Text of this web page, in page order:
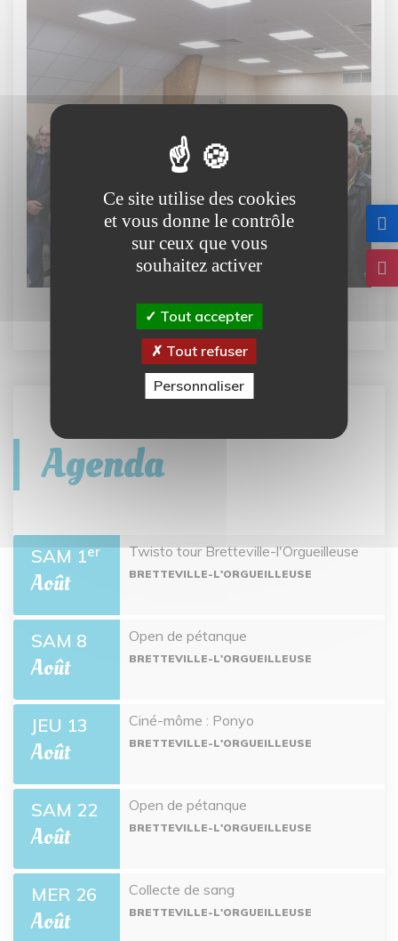
Agenda
SAM 1er
Août
Twisto tour Bretteville-l'Orgueilleuse
BRETTEVILLE-L'ORGUEILLEUSE
SAM 8
Août
Open de pétanque
BRETTEVILLE-L'ORGUEILLEUSE
JEU 13
Août
Ciné-môme : Ponyo
BRETTEVILLE-L'ORGUEILLEUSE
SAM 22
Août
Open de pétanque
BRETTEVILLE-L'ORGUEILLEUSE
MER 26
Août
Collecte de sang
BRETTEVILLE-L'ORGUEILLEUSE
Ce site utilise des cookies
et vous donne le contrôle
sur ceux que vous
souhaitez activer
Tout accepter
Tout refuser
Personnaliser